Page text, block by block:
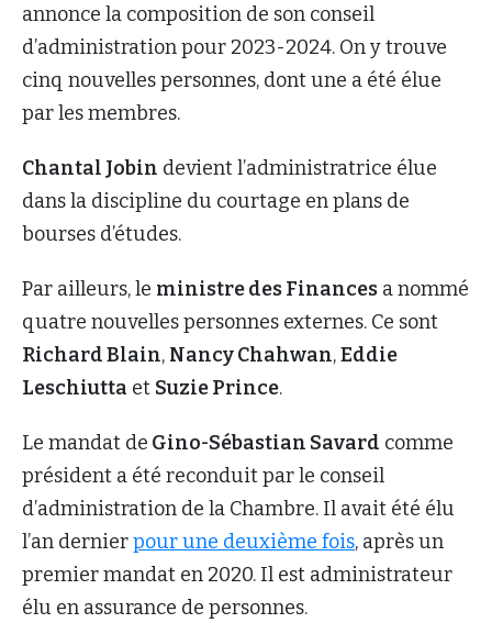
annonce la composition de son conseil
d’administration pour 2023-2024. On y trouve
cinq nouvelles personnes, dont une a été élue
par les membres.
Chantal Jobin devient l’administratrice élue
dans la discipline du courtage en plans de
bourses d’études.
Par ailleurs, le ministre des Finances a nommé
quatre nouvelles personnes externes. Ce sont
Richard Blain, Nancy Chahwan,Eddie
Leschiutta et Suzie Prince.
Le mandat de Gino-Sébastian Savard comme
président a été reconduit par le conseil
d’administration de la Chambre. Il avait été élu
l’an dernierpour une deuxième fois, après un
premier mandat en 2020. Il est administrateur
élu en assurance de personnes.